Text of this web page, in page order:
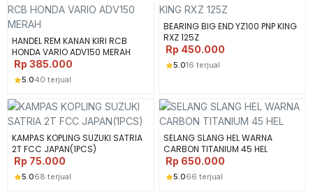
HANDEL REM KANAN KIRI RCB
HONDA VARIO ADV150 MERAH
Rp 385.000
5.040 terjual
BEARING BIG END YZ100 PNP KING
RXZ 125Z
Rp 450.000
5.016 terjual
KAMPAS KOPLING SUZUKI SATRIA
2T FCC JAPAN(1PCS)
Rp 75.000
5.068 terjual
SELANG SLANG HEL WARNA
CARBON TITANIUM 45 HEL
Rp 650.000
5.066 terjual